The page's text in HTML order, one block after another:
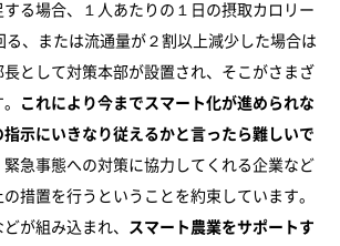
る場合、１人あたりの１日の摂取カロリー
る、または流通量が２割以上減少した場合は
として対策本部が設置され、そこがさまざ
これにより今までスマート化が進められな
示にいきなり従えるかと言ったら難しいで
緊急事態への対策に協力してくれる企業など
措置を行うということを約束しています。
が組み込まれ、
スマート農業をサポートす